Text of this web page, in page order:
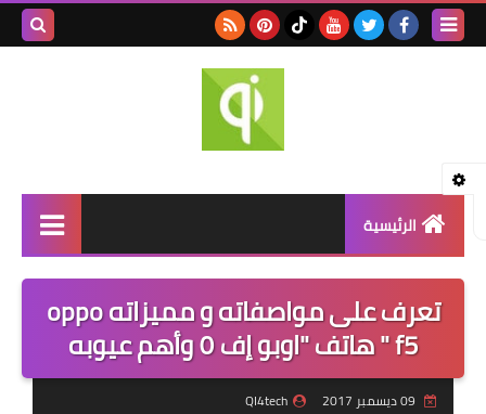
الرئيسية
اخبار التقنية
مراجعة الهواتف
تطبيقات الهواتف
تعرف على مواصفاته و مميزاته oppo
f5 " ھاتف "اوبو إف ٥ وأھم عيوبه
QI4tech